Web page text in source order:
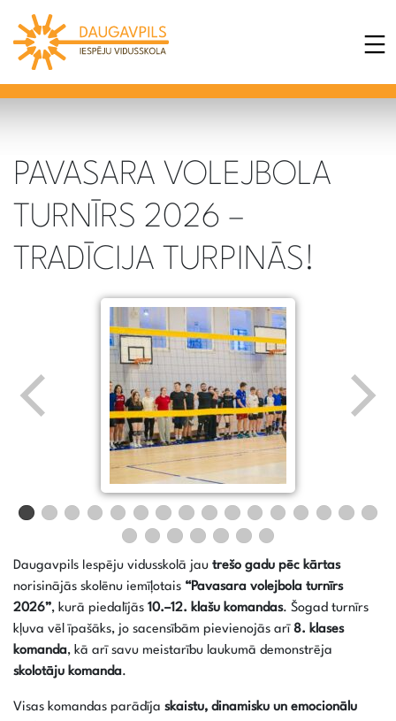
PAVASARA VOLEJBOLA
TURNĪRS 2026 –
TRADĪCIJA TURPINĀS!
Daugavpils Iespēju vidusskolā jau trešo gadu pēc kārtas
norisinājās skolēnu iemīļotais “Pavasara volejbola turnīrs
2026”, kurā piedalījās 10.–12. klašu komandas. Šogad turnīrs
kļuva vēl īpašāks, jo sacensībām pievienojās arī 8. klases
komanda, kā arī savu meistarību laukumā demonstrēja
skolotāju komanda.
Visas komandas parādīja skaistu, dinamisku un emocionālu